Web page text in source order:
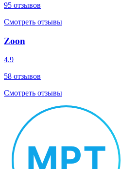
95 отзывов
Смотреть отзывы
Zoon
4.9
58 отзывов
Смотреть отзывы